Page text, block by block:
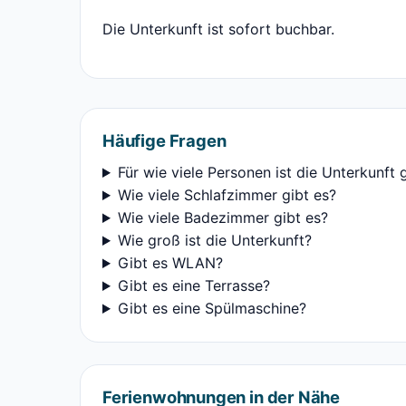
Die Unterkunft ist sofort buchbar.
Häufige Fragen
Für wie viele Personen ist die Unterkunft
Wie viele Schlafzimmer gibt es?
Wie viele Badezimmer gibt es?
Wie groß ist die Unterkunft?
Gibt es WLAN?
Gibt es eine Terrasse?
Gibt es eine Spülmaschine?
Ferienwohnungen in der Nähe